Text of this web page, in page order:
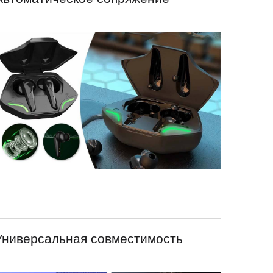
совместимость